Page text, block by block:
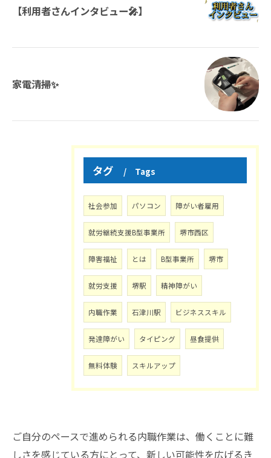
【利用者さんインタビュー🎤】
家電清掃✨
タグ Tags
社会参加 パソコン 障がい者雇用
就労継続支援B型事業所 堺市西区
障害福祉 とは B型事業所 堺市
就労支援 堺駅 精神障がい
内職作業 石津川駅 ビジネススキル
発達障がい タイピング 昼食提供
無料体験 スキルアップ
ご自分のペースで進められる内職作業は、働くことに難
しさを感じている方にとって、新しい可能性を広げるき